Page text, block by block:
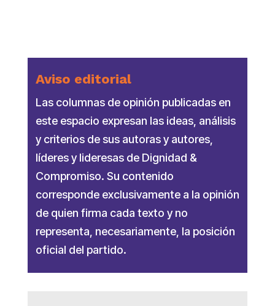
Aviso editorial
Las columnas de opinión publicadas en
este espacio expresan las ideas, análisis
y criterios de sus autoras y autores,
líderes y lideresas de Dignidad &
Compromiso. Su contenido
corresponde exclusivamente a la opinión
de quien firma cada texto y no
representa, necesariamente, la posición
oficial del partido.